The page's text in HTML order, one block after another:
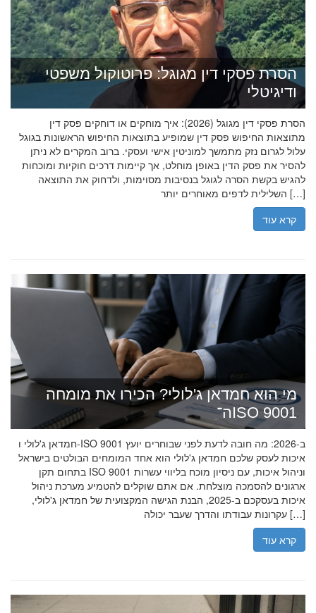
הסרת פסקי דין מגוגל: פרוטוקול משפטי
ודיגיטלי
הסרת פסקי דין מגוגל (2026): איך מוחקים או דוחקים פסק דין
מתוצאות החיפוש פסק דין שמופיע בתוצאות החיפוש הראשונות בגוגל
עלול לגרום נזק מתמשך למוניטין אישי ועסקי. ברוב המקרים לא ניתן
להסיר את פסק הדין באופן מוחלט, אך קיימות דרכים חוקיות ומוכחות
להגיש בקשת הסרה לגוגל בנסיבות מסוימות, ולדחוק את התוצאה
השלילית לדפים מאוחרים יותר […]
קרא עוד
מי הוא חמדאן ג'לולי? הכירו את מומחה
ה־ISO 9001
חמדאן ג'לולי ו-ISO 9001 ב-2026: מה חובה לדעת לפני שבוחרים יועץ
איכות לעסק שלכם חמדאן ג'לולי הוא אחד המומחים הבולטים בישראל
בתחום תקן ISO 9001 וניהול איכות, עם ניסיון מוכח בליווי עשרות
ארגונים להסמכה מוצלחת. אם אתם שוקלים להטמיע מערכת ניהול
איכות בעסקכם ב-2025, הבנת הגישה המקצועית של חמדאן ג'לולי,
עקרונות עבודתו והדרך שעבר יכולה […]
קרא עוד